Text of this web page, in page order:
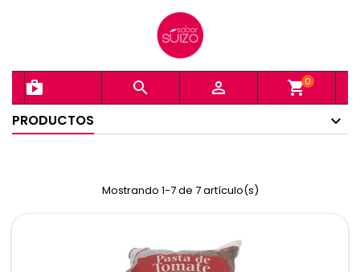
shopping_bag
  shopping_cart0
PRODUCTOS
Mostrando 1-7 de 7 artículo(s)